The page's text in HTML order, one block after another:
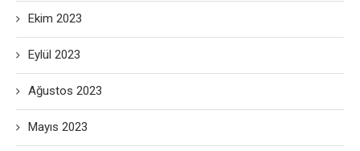
Ekim 2023
Eylül 2023
Ağustos 2023
Mayıs 2023